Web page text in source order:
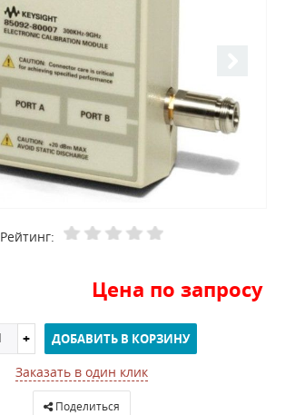
Рейтинг:
Цена по запросу
ДОБАВИТЬ В КОРЗИНУ
Заказать в один клик
Поделиться